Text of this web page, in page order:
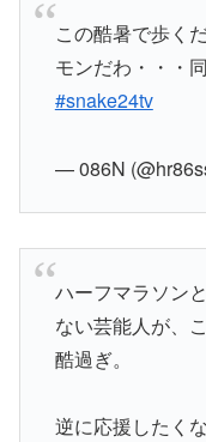
この酷暑で歩く
モンだわ・・・
#snake24tv
— 086N
ハーフマラソン
ない芸能人が、
酷過ぎ。
逆に応援したくな